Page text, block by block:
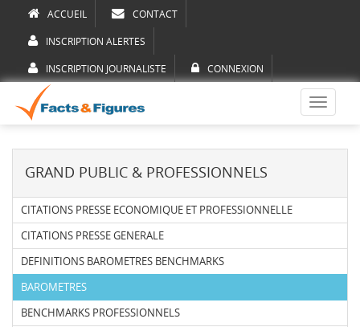
ACCUEIL CONTACT
INSCRIPTION ALERTES
INSCRIPTION JOURNALISTE CONNEXION
Toggle
GRAND PUBLIC & PROFESSIONNELS
CITATIONS PRESSE ECONOMIQUE ET PROFESSIONNELLE
CITATIONS PRESSE GENERALE
DEFINITIONS BAROMETRES BENCHMARKS
BAROMETRES
BENCHMARKS PROFESSIONNELS